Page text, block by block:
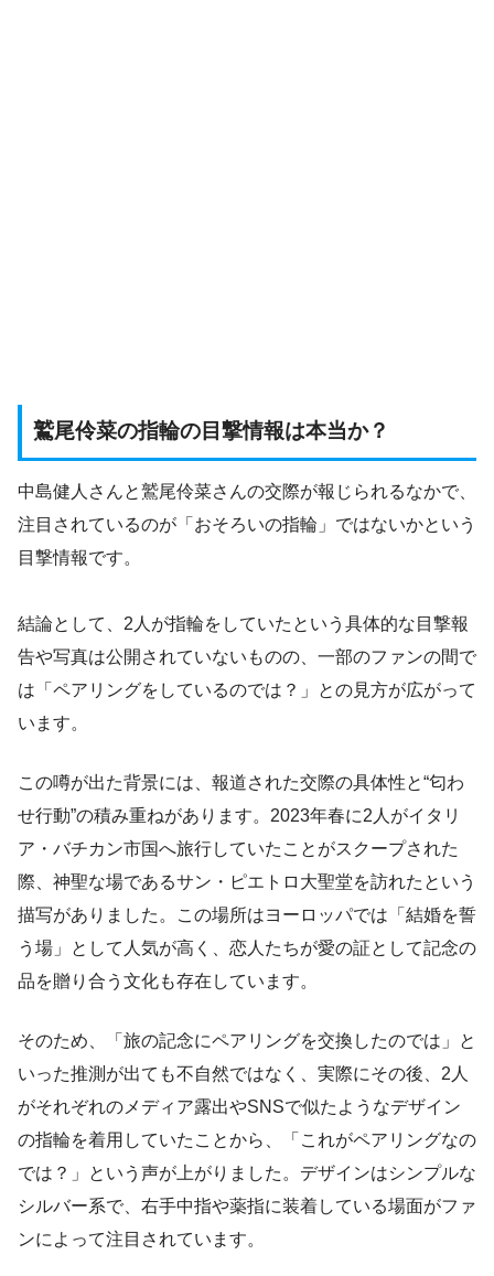
鷲尾伶菜の指輪の目撃情報は本当か？
中島健人さんと鷲尾伶菜さんの交際が報じられるなかで、
注目されているのが「おそろいの指輪」ではないかという
目撃情報です。
結論として、2人が指輪をしていたという具体的な目撃報
告や写真は公開されていないものの、一部のファンの間で
は「ペアリングをしているのでは？」との見方が広がって
います。
この噂が出た背景には、報道された交際の具体性と“匂わ
せ行動”の積み重ねがあります。2023年春に2人がイタリ
ア・バチカン市国へ旅行していたことがスクープされた
際、神聖な場であるサン・ピエトロ大聖堂を訪れたという
描写がありました。この場所はヨーロッパでは「結婚を誓
う場」として人気が高く、恋人たちが愛の証として記念の
品を贈り合う文化も存在しています。
そのため、「旅の記念にペアリングを交換したのでは」と
いった推測が出ても不自然ではなく、実際にその後、2人
がそれぞれのメディア露出やSNSで似たようなデザイン
の指輪を着用していたことから、「これがペアリングなの
では？」という声が上がりました。デザインはシンプルな
シルバー系で、右手中指や薬指に装着している場面がファ
ンによって注目されています。